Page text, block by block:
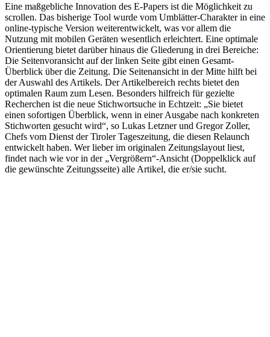
Eine maßgebliche Innovation des E-Papers ist die Möglichkeit zu
scrollen. Das bisherige Tool wurde vom Umblätter-Charakter in eine
online-typische Version weiterentwickelt, was vor allem die
Nutzung mit mobilen Geräten wesentlich erleichtert. Eine optimale
Orientierung bietet darüber hinaus die Gliederung in drei Bereiche:
Die Seitenvoransicht auf der linken Seite gibt einen Gesamt-
Überblick über die Zeitung. Die Seitenansicht in der Mitte hilft bei
der Auswahl des Artikels. Der Artikelbereich rechts bietet den
optimalen Raum zum Lesen. Besonders hilfreich für gezielte
Recherchen ist die neue Stichwortsuche in Echtzeit: „Sie bietet
einen sofortigen Überblick, wenn in einer Ausgabe nach konkreten
Stichworten gesucht wird“, so Lukas Letzner und Gregor Zoller,
Chefs vom Dienst der Tiroler Tageszeitung, die diesen Relaunch
entwickelt haben. Wer lieber im originalen Zeitungslayout liest,
findet nach wie vor in der „Vergrößern“-Ansicht (Doppelklick auf
die gewünschte Zeitungsseite) alle Artikel, die er/sie sucht.